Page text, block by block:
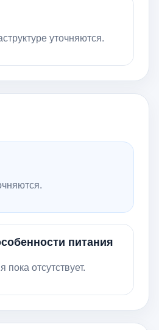
уточняются.
питания
отсутствует.